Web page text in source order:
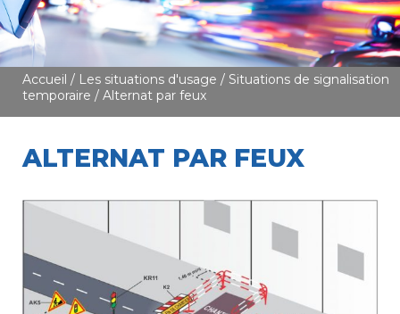
Accueil / Les situations d'usage / Situations de signalisation
temporaire / Alternat par feux
ALTERNAT PAR FEUX